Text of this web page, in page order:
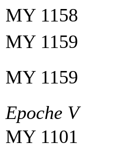
MY 1158
MY 1159
MY 1159
Epoche V
MY 1101